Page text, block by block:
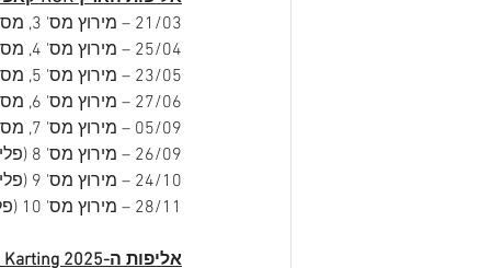
21/03 – מירוץ מס' 3, מסלול דן קארטינג רמלה (6-66)
25/04 – מירוץ מס' 4, מסלול קארטינג פלייס ראשל"צ (ספרינט)
23/05 – מירוץ מס' 5, מסלול קארטינג פלייס חדרה (גריד הפוך)
27/06 – מירוץ מס' 6, מסלול קארטינג פלייס ראשל"צ (גריד הפוך)
05/09 – מירוץ מס' 7, מסלול קארטינג פלייס ראשל"צ (ספרינט)
26/09 – מירוץ מס' 8 (פלייאוף 1), קארטינג פלייס חדרה (גריד הפוך)
24/10 – מירוץ מס' 9 (פלייאוף 2), קארטינג פלייס ראשל"צ (גריד הפוך)
28/11 – מירוץ מס' 10 (פלייאוף 3), דן קארטינג חיפה (גריד הפוך על הפוך)
אליפות ה-SuperLeague Karting 2025 – כל המירוצים והמסלולים